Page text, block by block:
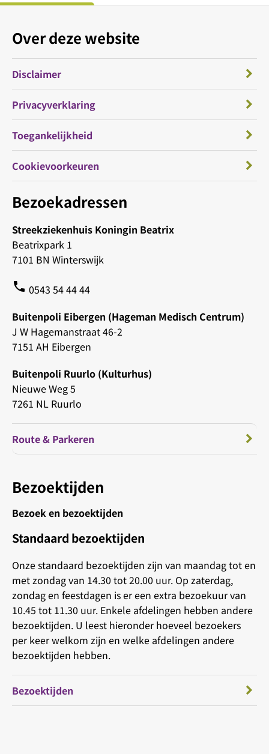
Bezoekadressen
Streekziekenhuis Koningin Beatrix
Beatrixpark 1
7101 BN Winterswijk
phone 0543 54 44 44
Buitenpoli Eibergen (Hageman Medisch Centrum)
J W Hagemanstraat 46-2
7151 AH Eibergen
Buitenpoli Ruurlo (Kulturhus)
Nieuwe Weg 5
7261 NL Ruurlo
Route & Parkeren
Bezoektijden
Bezoek en bezoektijden
Standaard bezoektijden
Onze standaard bezoektijden zijn van maandag tot en
met zondag van 14.30 tot 20.00 uur. Op zaterdag,
zondag en feestdagen is er een extra bezoekuur van
10.45 tot 11.30 uur. Enkele afdelingen hebben andere
bezoektijden. U leest hieronder hoeveel bezoekers
per keer welkom zijn en welke afdelingen andere
bezoektijden hebben.
Bezoektijden
Over deze website
Disclaimer
Privacyverklaring
Toegankelijkheid
Cookievoorkeuren